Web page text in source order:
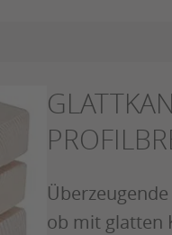
ob mit glatten